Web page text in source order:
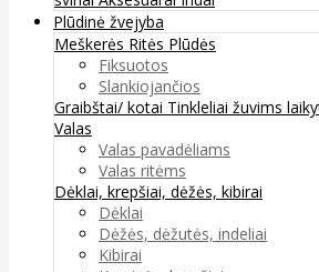
Plūdinė žvejyba
Meškerės Ritės Plūdės
Fiksuotos
Slankiojančios
Graibštai/ kotai Tinkleliai žuvims
Valas
Valas pavadėliams
Valas ritėms
Dėklai, krepšiai, dėžės, kibirai
Dėklai
Dėžės, dėžutės, indeliai
Kibirai